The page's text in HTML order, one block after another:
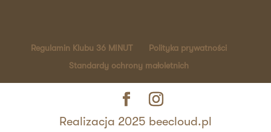
Regulamin Klubu 36 MINUT
Polityka prywatności
Standardy ochrony małoletnich
Realizacja 2025 beecloud.pl